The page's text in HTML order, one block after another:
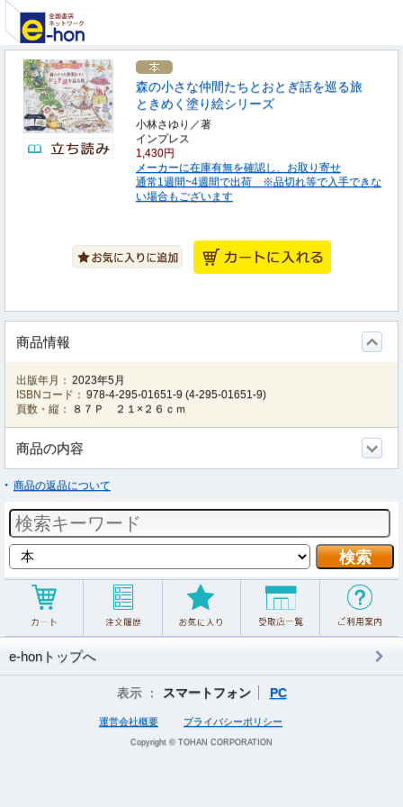
森の小さな仲間たちとおとぎ話を巡る旅
ときめく塗り絵シリーズ
小林さゆり／著
インプレス
1,430円
メーカーに在庫有無を確認し、お取り寄せ
通常1週間~4週間で出荷 ※品切れ等で入手できな
い場合もございます
商品情報
出版年月： 2023年5月
ISBNコード： 978-4-295-01651-9 (4-295-01651-9)
頁数・縦：
８７Ｐ ２１×２６ｃｍ
商品の内容
商品の返品について
e-honトップへ
表示 ： スマートフォン PC
運営会社概要 プライバシーポリシー
Copyright © TOHAN CORPORATION